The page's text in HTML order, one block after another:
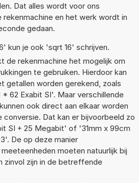
Dat alles wordt voor ons
en het werk wordt in
gedaan.
kun je ook 'sqrt 16' schrijven.
de rekenmachine het mogelijk om
te gebruiken. Hierdoor kan
getallen worden gerekend, zoals
62 Exabit SI'. Maar verschillende
ook direct aan elkaar worden
conversie. Dat kan er bijvoorbeeld zo
SI + 25 Megabit' of '31mm x 99cm
De op deze manier
moeten natuurlijk bij
zinvol zijn in de betreffende